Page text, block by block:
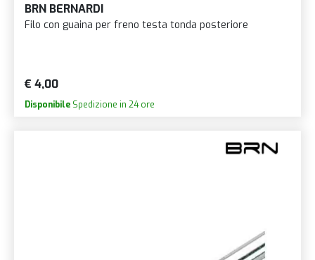
BRN BERNARDI
Filo con guaina per freno testa tonda posteriore
€ 4,00
Disponibile Spedizione in 24 ore